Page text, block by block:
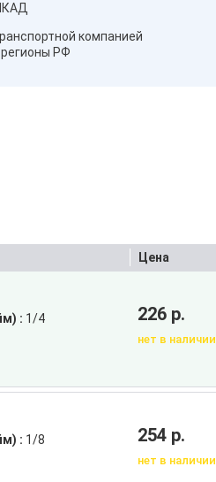
компанией
РФ
Цена
: 1/8
254 р.
нет в наличии
: 1/4
226 р.
нет в наличии